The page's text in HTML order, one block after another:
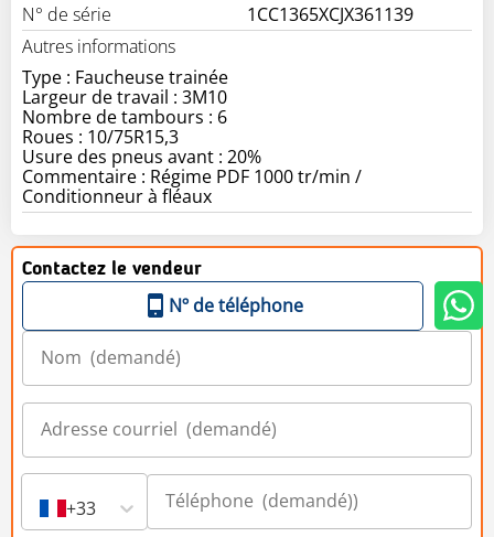
N° de série
1CC1365XCJX361139
Autres informations
Type : Faucheuse trainée
Largeur de travail : 3M10
Nombre de tambours : 6
Roues : 10/75R15,3
Usure des pneus avant : 20%
Commentaire : Régime PDF 1000 tr/min /
Conditionneur à fléaux
Contactez le vendeur
Nº de téléphone
+33